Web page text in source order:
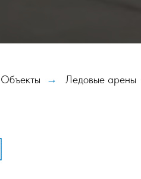
Объекты → Ледовые арены